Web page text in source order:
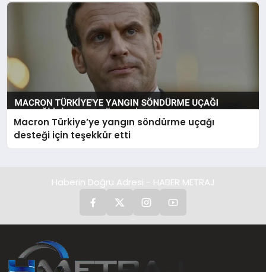
Macron Türkiye’ye yangın söndürme uçağı
desteği için teşekkür etti
Haberin Doğru Adresi - HABER METRAJ